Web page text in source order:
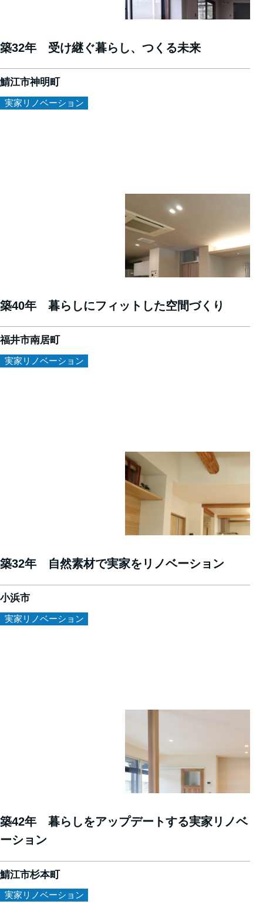
築32年 受け継ぐ暮らし、つくる未来
鯖江市神明町
実家リノベーション
築40年 暮らしにフィットした空間づくり
福井市南居町
実家リノベーション
築32年 自然素材で実家をリノベーション
小浜市
実家リノベーション
築42年 暮らしをアップデートする実家リノベ
ーション
鯖江市杉本町
実家リノベーション